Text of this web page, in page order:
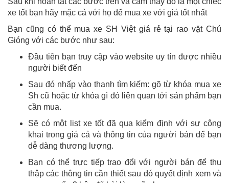
xe tốt bạn hãy mặc cả với họ để mua xe với giá tốt nhất
Bạn cũng có thể mua xe SH Việt giá rẻ tại rao vặt Chú
Gióng với các bước như sau:
Đầu tiên bạn truy cập vào website uy tín được nhiều
người biết đến
Sau đó nhấp vào thanh tìm kiếm: gõ từ khóa mua xe
Sh cũ hoặc từ khóa gì đó liên quan tới sản phẩm bạn
cần mua.
Sẽ có một list xe tốt đã qua kiểm định với sự công
khai trong giá cả và thông tin của người bán để bạn
dễ dàng thương lượng.
Bạn có thể trực tiếp trao đổi với người bán để thu
thập các thông tin cần thiết sau đó quyết định xem và